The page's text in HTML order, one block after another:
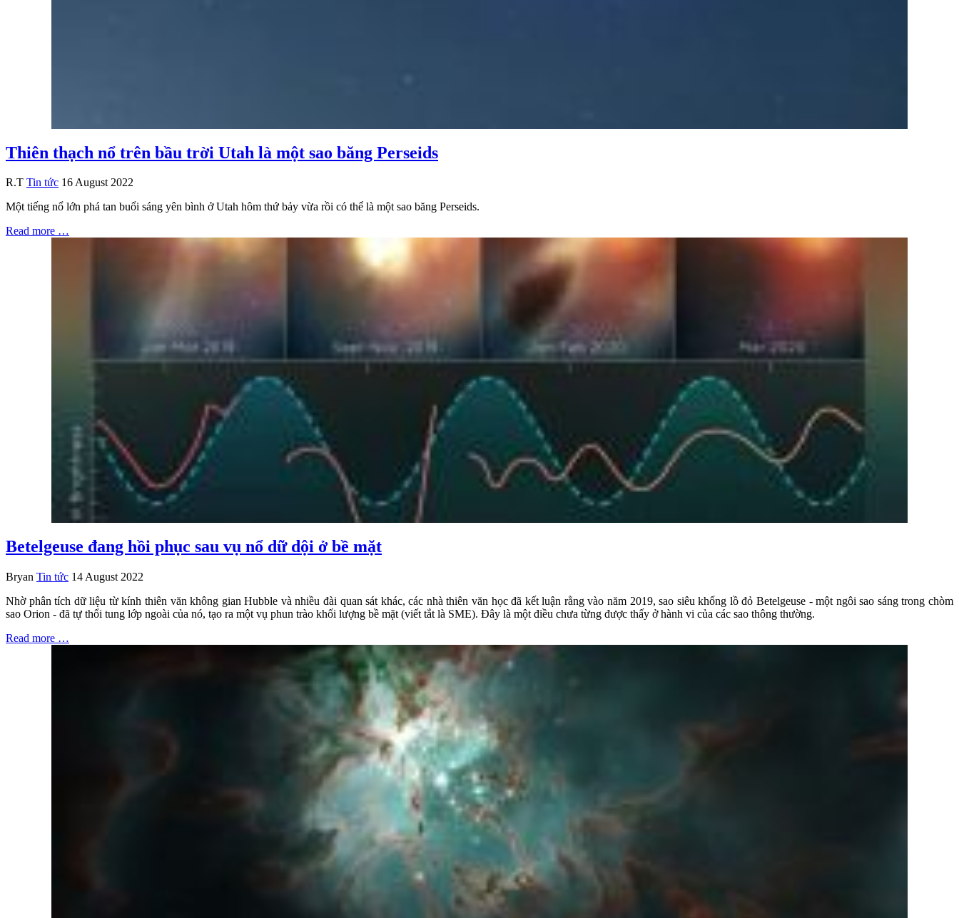
Thiên thạch nổ trên bầu trời Utah là một sao băng Perseids
R.T Tin tức 16 August 2022
Một tiếng nổ lớn phá tan buổi sáng yên bình ở Utah hôm thứ bảy vừa rồi có thể là một sao băng Perseids.
Read more …
Betelgeuse đang hồi phục sau vụ nổ dữ dội ở bề mặt
Bryan Tin tức 14 August 2022
Nhờ phân tích dữ liệu từ kính thiên văn không gian Hubble và nhiều đài quan sát khác, các nhà thiên văn học đã kết luận rằng vào năm 2019, sao siêu khổng lồ đỏ Betelgeuse - một ngôi sao sáng trong chòm
sao Orion - đã tự thổi tung lớp ngoài của nó, tạo ra một vụ phun trào khối lượng bề mặt (viết tắt là SME). Đây là một điều chưa từng được thấy ở hành vi của các sao thông thường.
Read more …